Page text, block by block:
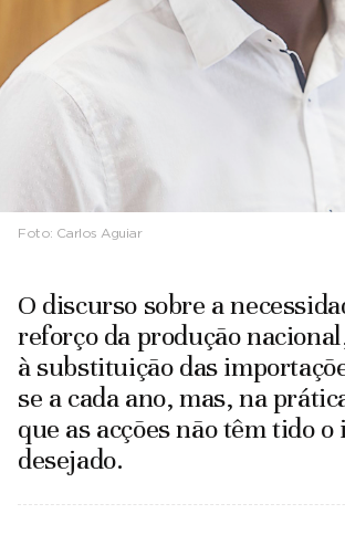
Foto: Carlos Aguiar
O discurso sobre a
reforço da produção
à substituição das
se a cada ano, mas, na
que as acções não têm tido o
desejado.